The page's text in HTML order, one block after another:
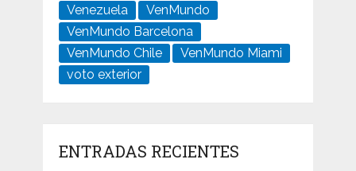
Venezuela
VenMundo
VenMundo Barcelona
VenMundo Chile
VenMundo Miami
voto exterior
ENTRADAS RECIENTES